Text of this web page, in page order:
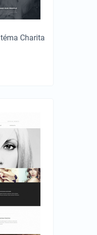
Charita